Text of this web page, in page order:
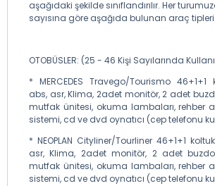
aşağıdaki şekilde sınıflandırılır. Her
sayısına göre aşağıda bulunan araç
OTOBÜSLER: (25 - 46 Kişi Sayılarında
* MERCEDES Travego/Tourismo 46+1+1
abs, asr, Klima, 2adet monitör, 2 adet
mutfak ünitesi, okuma lambaları, rehber
sistemi, cd ve dvd oynatıcı (cep telefonu
* NEOPLAN Cityliner/Tourliner 46+1+1
asr, Klima, 2adet monitör, 2 adet
mutfak ünitesi, okuma lambaları, rehber
sistemi, cd ve dvd oynatıcı (cep telefonu